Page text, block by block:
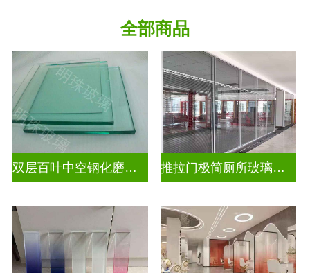
全部商品
双层百叶中空钢化磨砂玄关隔断 推拉门极简厕所玻璃移门隔断墙